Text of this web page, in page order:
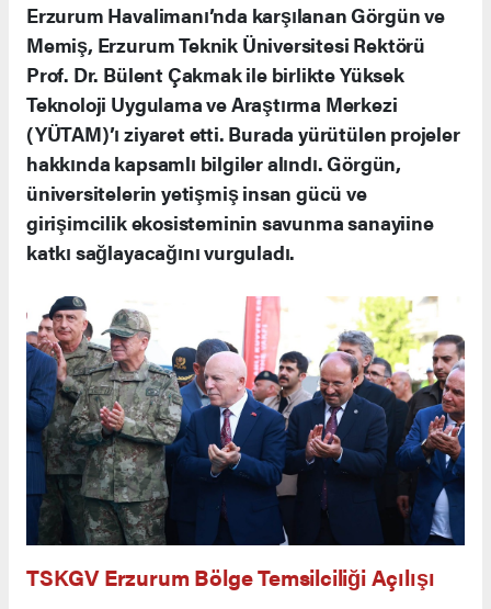
Erzurum Havalimanı’nda karşılanan Görgün ve
Memiş, Erzurum Teknik Üniversitesi Rektörü
Prof. Dr. Bülent Çakmak ile birlikte Yüksek
Teknoloji Uygulama ve Araştırma Merkezi
(YÜTAM)’ı ziyaret etti. Burada yürütülen projeler
hakkında kapsamlı bilgiler alındı. Görgün,
üniversitelerin yetişmiş insan gücü ve
girişimcilik ekosisteminin savunma sanayiine
katkı sağlayacağını vurguladı.
TSKGV Erzurum Bölge Temsilciliği Açılışı